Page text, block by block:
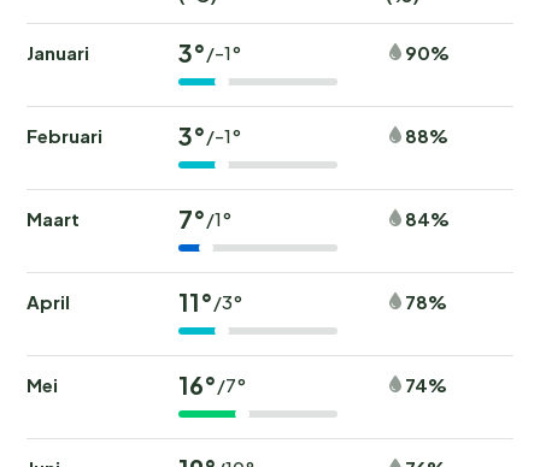
Januari 3°/-1° 90%
Februari 3°/-1° 88%
Maart 7°/1° 84%
April 11°/3° 78%
Mei 16°/7° 74%